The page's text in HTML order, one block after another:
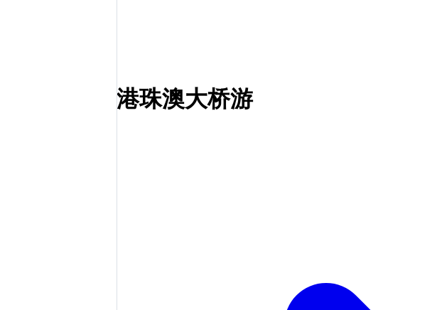
港珠澳大桥游